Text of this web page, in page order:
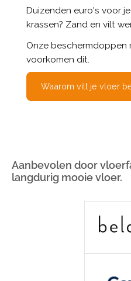
Duizenden euro's voor
krassen? Zand en vilt
Onze
voorkomen dit.
Waarom vilt je vloer
Aanbevolen door
langdurig mooie vloer.